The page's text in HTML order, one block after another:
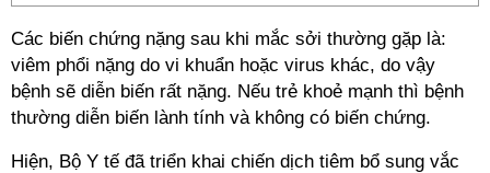
Các biến chứng nặng sau khi mắc sởi thường gặp là:
viêm phổi nặng do vi khuẩn hoặc virus khác, do vậy
bệnh sẽ diễn biến rất nặng. Nếu trẻ khoẻ mạnh thì bệnh
thường diễn biến lành tính và không có biến chứng.
Hiện, Bộ Y tế đã triển khai chiến dịch tiêm bổ sung vắc